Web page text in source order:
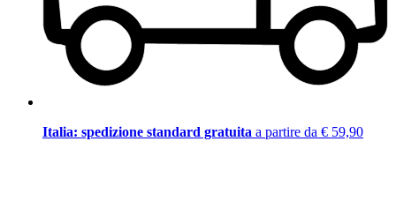
Italia: spedizione standard gratuita a partire da € 59,90